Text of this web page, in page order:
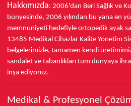
Hakkımızda: 2006'dan Beri Sağlık ve
bünyesinde, 2006 yılından bu yana en
memnuniyeti hedefiyle ortopedik ayak
13485 Medikal Cihazlar Kalite Yönetim
belgelerimizle, tamamen kendi
sandalet ve tabanlıkları tüm dünyaya
inşa ediyoruz.
Medikal & Profesyonel